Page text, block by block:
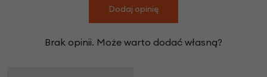
Dodaj opinię
Brak opinii. Może warto dodać własną?